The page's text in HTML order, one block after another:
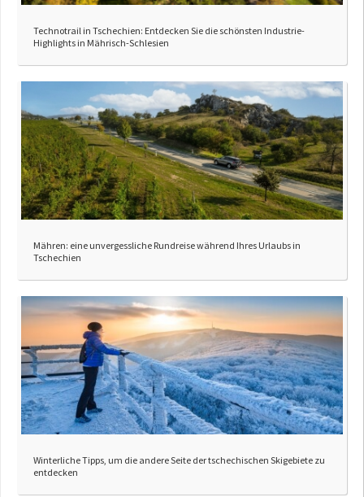
Technotrail in Tschechien: Entdecken Sie die schönsten Industrie-
Highlights in Mährisch-Schlesien
Mähren: eine unvergessliche Rundreise während Ihres Urlaubs in
Tschechien
Winterliche Tipps, um die andere Seite der tschechischen Skigebiete zu
entdecken